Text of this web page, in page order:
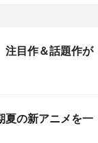
注目作＆話題作が
夏の新アニメを一